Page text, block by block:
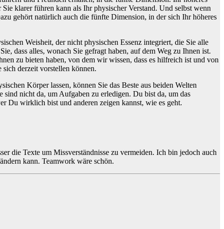
klarer führen kann als Ihr physischer Verstand. Und selbst wenn
gehört natürlich auch die fünfte Dimension, in der sich Ihr höheres
Weisheit, der nicht physischen Essenz integriert, die Sie alle
dass alles, wonach Sie gefragt haben, auf dem Weg zu Ihnen ist.
zu bieten haben, von dem wir wissen, dass es hilfreich ist und von
derzeit vorstellen können.
Körper lassen, können Sie das Beste aus beiden Welten
nicht da, um Aufgaben zu erledigen. Du bist da, um das
Du wirklich bist und anderen zeigen kannst, wie es geht.
die Texte um Missverständnisse zu vermeiden. Ich bin jedoch auch
kann. Teamwork wäre schön.